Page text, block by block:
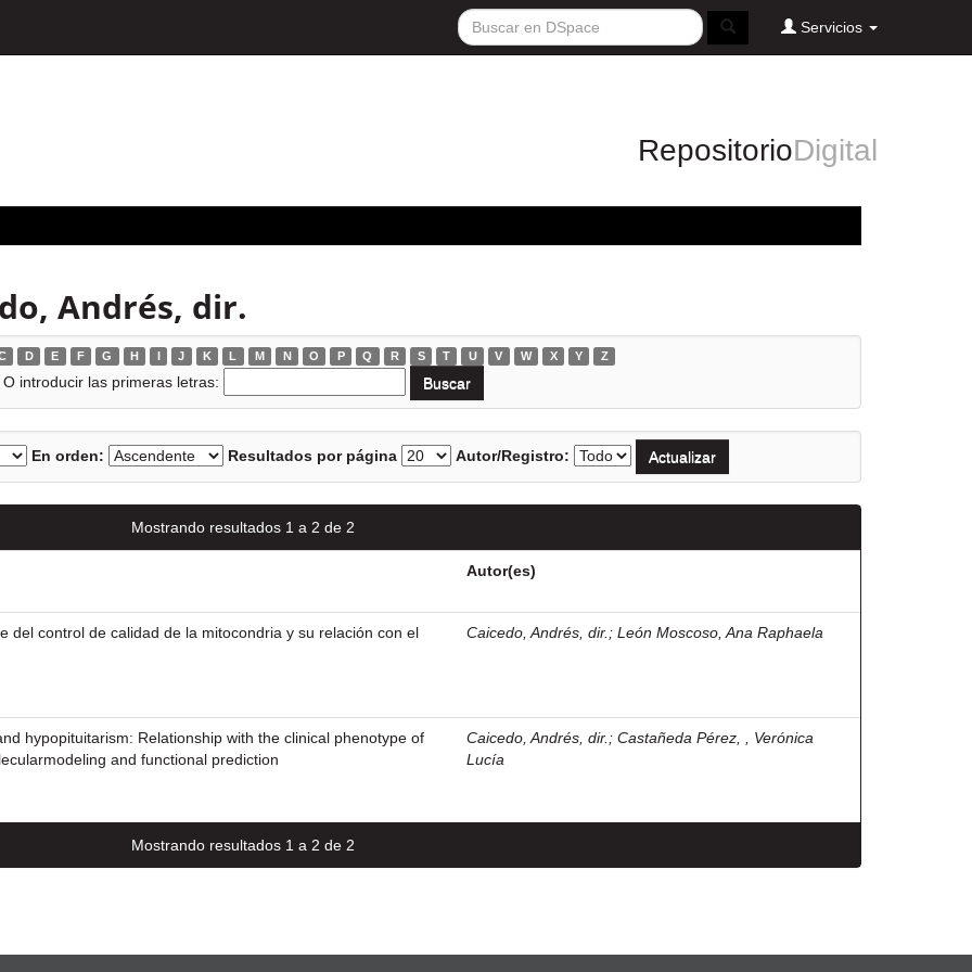
Servicios
RepositorioDigital
Andrés, dir.
D E F G H I J K L M N O P Q R S T U V W X Y Z
O introducir las primeras letras:
En orden: Resultados por página Autor/Registro:
Mostrando resultados 1 a 2 de 2
Autor(es)
del control de calidad de la mitocondria y su relación con el
Caicedo, Andrés, dir. ; León Moscoso, Ana Raphaela
hypopituitarism: Relationship with the clinical phenotype of
and functional prediction
Caicedo, Andrés, dir. ; Castañeda Pérez, , Verónica
Lucía
Mostrando resultados 1 a 2 de 2